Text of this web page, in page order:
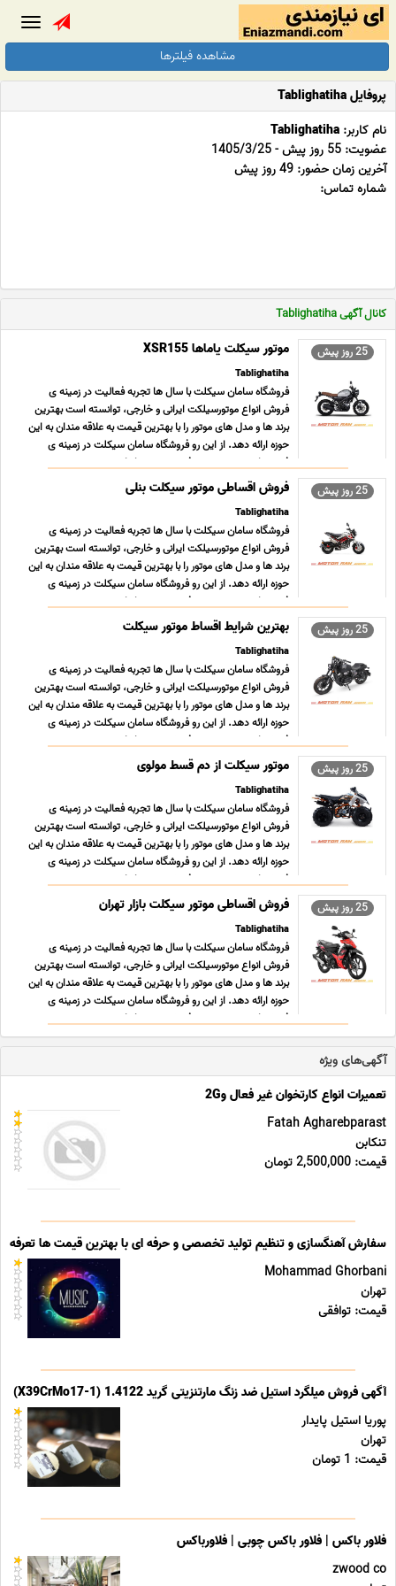
مشاهده فیلترها
پروفایل Tablighatiha
نام کاربر: Tablighatiha
عضویت: 55 روز پیش - 1405/3/25
آخرین زمان حضور: 49 روز پیش
شماره تماس:
کانال آگهی Tablighatiha
25 روز پیش موتور سیکلت یاماها XSR155
Tablighatiha
فروشگاه سامان سیکلت با سال ها تجربه فعالیت در زمینه ی
فروش انواع موتورسیلکت ایرانی و خارجی، توانسته است بهترین
برند ها و مدل های موتور را با بهترین قیمت به علاقه مندان به این
حوزه ارائه دهد. از این رو فروشگاه سامان سیکلت در زمینه ی
فروش اینترنتی موتور به فروش موتور باجاج هندی, مو ... ...
25 روز پیش فروش اقساطی موتور سیکلت بنلی
Tablighatiha
فروشگاه سامان سیکلت با سال ها تجربه فعالیت در زمینه ی
فروش انواع موتورسیلکت ایرانی و خارجی، توانسته است بهترین
برند ها و مدل های موتور را با بهترین قیمت به علاقه مندان به این
حوزه ارائه دهد. از این رو فروشگاه سامان سیکلت در زمینه ی
فروش اینترنتی موتور به فروش موتور باجاج هندی, مو ... ...
25 روز پیش بهترین شرایط اقساط موتور سیکلت
Tablighatiha
فروشگاه سامان سیکلت با سال ها تجربه فعالیت در زمینه ی
فروش انواع موتورسیلکت ایرانی و خارجی، توانسته است بهترین
برند ها و مدل های موتور را با بهترین قیمت به علاقه مندان به این
حوزه ارائه دهد. از این رو فروشگاه سامان سیکلت در زمینه ی
فروش اینترنتی موتور به فروش موتور باجاج هندی, مو ... ...
25 روز پیش موتور سیکلت از دم قسط مولوی
Tablighatiha
فروشگاه سامان سیکلت با سال ها تجربه فعالیت در زمینه ی
فروش انواع موتورسیلکت ایرانی و خارجی، توانسته است بهترین
برند ها و مدل های موتور را با بهترین قیمت به علاقه مندان به این
حوزه ارائه دهد. از این رو فروشگاه سامان سیکلت در زمینه ی
فروش اینترنتی موتور به فروش موتور باجاج هندی, مو ... ...
25 روز پیش فروش اقساطی موتور سیکلت بازار تهران
Tablighatiha
فروشگاه سامان سیکلت با سال ها تجربه فعالیت در زمینه ی
فروش انواع موتورسیلکت ایرانی و خارجی، توانسته است بهترین
برند ها و مدل های موتور را با بهترین قیمت به علاقه مندان به این
حوزه ارائه دهد. از این رو فروشگاه سامان سیکلت در زمینه ی
فروش اینترنتی موتور به فروش موتور باجاج هندی, مو ... ...
آگهی‌های ویژه
تعمیرات انواع کارتخوان غیر فعال و2G
Fatah Agharebparast
تنکابن
قیمت: 2,500,000 تومان
سفارش آهنگسازی و تنظیم تولید تخصصی و حرفه ای با بهترین قیمت ها تعرفه
Mohammad Ghorbani
تهران
قیمت: توافقی
آگهی فروش میلگرد استیل ضد زنگ مارتنزیتی گرید 1.4122 (X39CrMo17-1)
پوریا استیل پایدار
تهران
قیمت: 1 تومان
فلاور باکس | فلاور باکس چوبی | فلاورباکس
zwood co